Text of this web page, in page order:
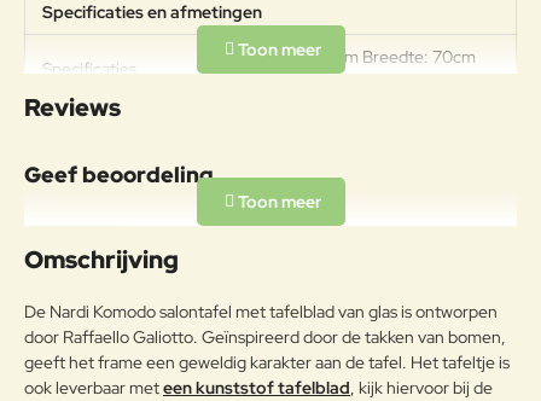
Specificaties en afmetingen
Specificaties
Hoogte: 32,5cm Breedte: 70cm
Frame
versterkt met glasvezel.
Reviews
Geef beoordeling
Uw naam:
g:
Omschrijving
De Nardi Komodo salontafel met tafelblad van glas is ontworpen
door Raffaello Galiotto. Geïnspireerd door de takken van bomen,
geeft het frame een geweldig karakter aan de tafel. Het tafeltje is
ook leverbaar meteen kunststof tafelblad, kijk hiervoor bij de